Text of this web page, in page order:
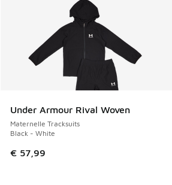
Under Armour Rival Woven
Maternelle Tracksuits
Black - White
€ 57,99